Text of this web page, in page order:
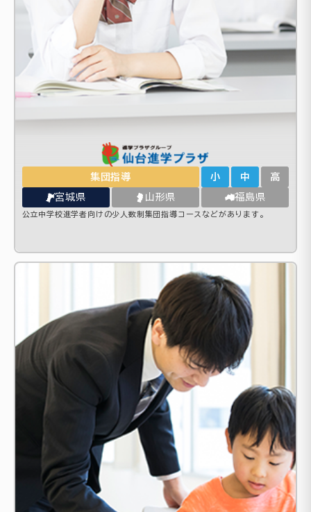
集団指導 小 中 高
宮城県 山形県 福島県
公立中学校進学者向けの少人数制集団指導コースなどがあります。